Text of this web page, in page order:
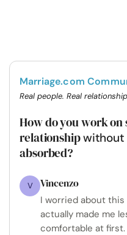
Marriage.com
Real people. Real
How do you work
relationshipwithout
absorbed?
V Vincenzo
I worried about this
actually made me
comfortable at first.